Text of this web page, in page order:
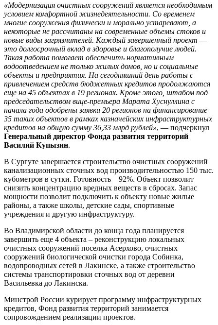
«Модернизация очистных сооружений является необходимым
условием комфортной жизнедеятельности. Со временем
многие сооружения физически и морально устаревают, а
некоторые не рассчитаны на современные объемы стоков и
новые виды загрязнителей. Каждый завершенный проект —
это долгосрочный вклад в здоровье и благополучие людей.
Такая работа помогает обеспечить нормативным
водоотведением не только жилых домов, но и социальные
объекты и предприятия. На сегодняшний день работы с
привлечением средств бюджетных кредитов продолжаются
еще на 45 объектах в 19 регионах. Кроме этого, штабом под
председательством вице-премьера Марата Хуснуллина с
начала года одобрены заявки 20 регионов на финансирование
35 таких объектов в рамках казначейских инфраструктурных
кредитов на общую сумму 36,33 млрд рублей», — подчеркнул
Генеральный директор Фонда развития территорий
Василий Купызин.
В Сургуте завершается строительство очистных сооружений
канализационных сточных вод производительностью 150 тыс.
кубометров в сутки. Готовность – 92%. Объект позволит
снизить концентрацию вредных веществ в сбросах. Запас
мощности позволит подключить к объекту новые жилые
районы, а также школы, детские сады, спортивные
учреждения и другую инфраструктуру.
Во Владимирской области до конца года планируется
завершить еще 4 объекта – реконструкцию локальных
очистных сооружений поселка Асерхово, очистных
сооружений биологической очистки города Собинка,
водопроводных сетей в Лакинске, а также строительство
системы транспортировки сточных вод от деревни
Васильевка до Лакинска.
Минстрой России курирует программу инфраструктурных
кредитов, Фонд развития территорий занимается
сопровождением реализации проектов.